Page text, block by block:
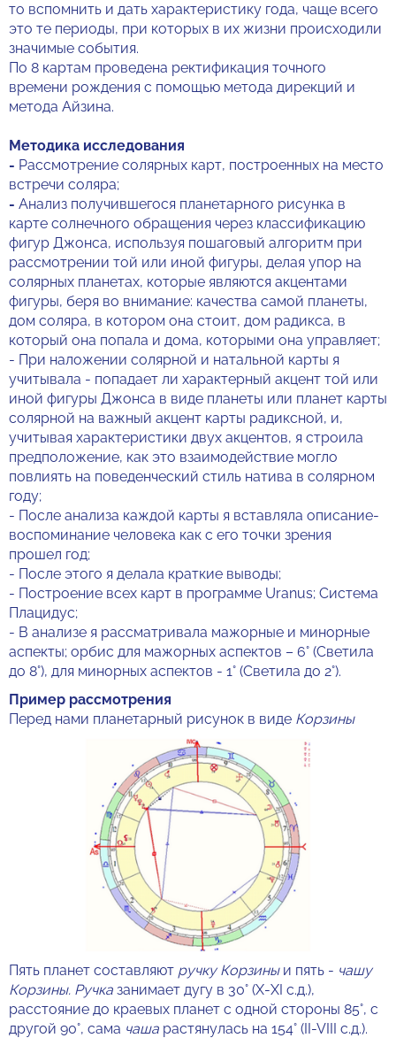
то вспомнить и дать характеристику года, чаще всего
это те периоды, при которых в их жизни происходили
значимые события.
По 8 картам проведена ректификация точного
времени рождения с помощью метода дирекций и
метода Айзина.
Методика исследования
- Рассмотрение солярных карт, построенных на место
встречи соляра;
- Анализ получившегося планетарного рисунка в
карте солнечного обращения через классификацию
фигур Джонса, используя пошаговый алгоритм при
рассмотрении той или иной фигуры, делая упор на
солярных планетах, которые являются акцентами
фигуры, беря во внимание: качества самой планеты,
дом соляра, в котором она стоит, дом радикса, в
который она попала и дома, которыми она управляет;
- При наложении солярной и натальной карты я
учитывала - попадает ли характерный акцент той или
иной фигуры Джонса в виде планеты или планет карты
солярной на важный акцент карты радиксной, и,
учитывая характеристики двух акцентов, я строила
предположение, как это взаимодействие могло
повлиять на поведенческий стиль натива в солярном
году;
- После анализа каждой карты я вставляла описание-
воспоминание человека как с его точки зрения
прошел год;
- После этого я делала краткие выводы;
- Построение всех карт в программе Uranus; Система
Плацидус;
- В анализе я рассматривала мажорные и минорные
аспекты; орбис для мажорных аспектов – 6° (Светила
до 8°), для минорных аспектов - 1° (Светила до 2°).
Пример рассмотрения
Перед нами планетарный рисунок в виде Корзины
Пять планет составляют ручку Корзины и пять - чашу
Корзины. Ручка занимает дугу в 30° (X-XI с.д.),
расстояние до краевых планет с одной стороны 85°, с
другой 90°, сама чаша растянулась на 154° (II-VIII с.д.).